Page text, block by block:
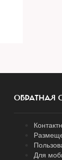
ОБРАТНАЯ
Для